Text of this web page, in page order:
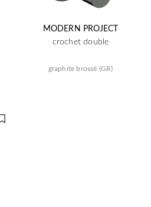
MODERN PROJECT
crochet double
graphite brossé (GR)